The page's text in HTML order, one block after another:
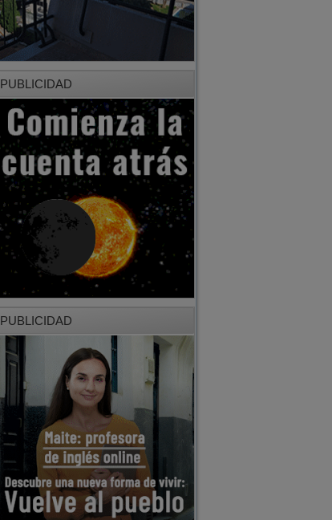
PUBLICIDAD
PUBLICIDAD